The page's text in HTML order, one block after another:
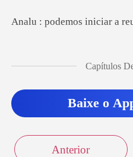
s iniciar a
Capítulos
Baixe o
Anterior